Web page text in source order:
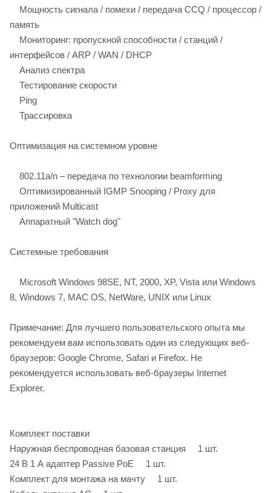
Мощность сигнала / помехи / передача CCQ / процессор /
память
Мониторинг: пропускной способности / станций /
интерфейсов / ARP / WAN / DHCP
Анализ спектра
Тестирование скорости
Ping
Трассировка
Оптимизация на системном уровне
802.11a/n – передача по технологии beamforming
Оптимизированный IGMP Snooping / Proxy для
приложений Multicast
Аппаратный "Watch dog"
Системные требования
Microsoft Windows 98SE, NT, 2000, XP, Vista или Windows
8, Windows 7, MAC OS, NetWare, UNIX или Linux
Примечание: Для лучшего пользовательского опыта мы
рекомендуем вам использовать один из следующих веб-
браузеров: Google Chrome, Safari и Firefox. Не
рекомендуется использовать веб-браузеры Internet
Explorer.
Комплект поставки
Наружная беспроводная базовая станция 1 шт.
24 В 1 А адаптер Passive PoE 1 шт.
Комплект для монтажа на мачту 1 шт.